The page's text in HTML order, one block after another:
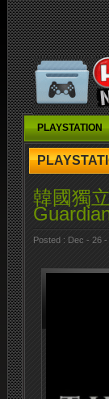
PLAYSTATION
韓國獨
Posted : Dec - 26